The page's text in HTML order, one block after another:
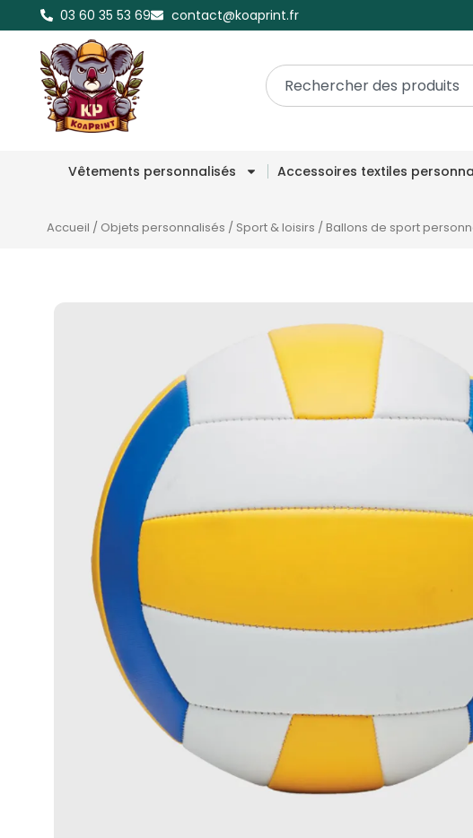
03 60 35 53 69 contact@koaprint.fr
Vêtements personnalisés Accessoires textiles
Accueil / Objets personnalisés / Sport & loisirs /Ballons de sport